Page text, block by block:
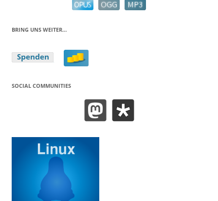
BRING UNS WEITER…
SOCIAL COMMUNITIES